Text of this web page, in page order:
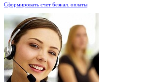
Сформировать счет безнал. оплаты